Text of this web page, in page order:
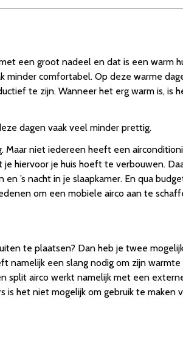
een groot nadeel en dat is een warm
minder comfortabel. Op deze warme
te zijn. Wanneer het erg warm is, is
dagen vaak veel minder prettig.
Maar niet iedereen heeft een
hiervoor je huis hoeft te verbouwen.
’s nacht in je slaapkamer. En qua
om een mobiele airco aan te
te plaatsen? Dan heb je twee
namelijk een slang nodig om zijn
split airco werkt namelijk met een
het niet mogelijk om gebruik te maken